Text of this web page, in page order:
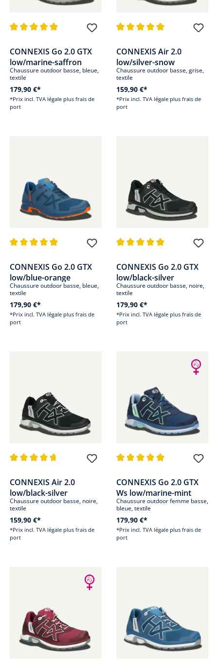
CONNEXIS Go 2.0 GTX
low/marine-saffron
Chaussure outdoor basse, bleue,
textile
179,90 €*
*Prix incl. TVA légale plus frais de
port
CONNEXIS Air 2.0
low/silver-snow
Chaussure outdoor basse, grise,
textile
159,90 €*
*Prix incl. TVA légale plus frais de
port
CONNEXIS Go 2.0 GTX
low/blue-orange
Chaussure outdoor basse, bleue,
textile
179,90 €*
*Prix incl. TVA légale plus frais de
port
CONNEXIS Go 2.0 GTX
low/black-silver
Chaussure outdoor basse, noire,
textile
179,90 €*
*Prix incl. TVA légale plus frais de
port
CONNEXIS Air 2.0
low/black-silver
Chaussure outdoor basse, noire,
textile
159,90 €*
*Prix incl. TVA légale plus frais de
port
CONNEXIS Go 2.0 GTX
Ws low/marine-mint
Chaussure outdoor femme basse,
bleue, textile
179,90 €*
*Prix incl. TVA légale plus frais de
port